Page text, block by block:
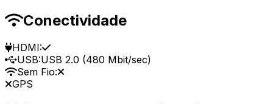
Conectividade
HDMI:
USB:USB 2.0 (480 Mbit/sec)
Sem Fio:
GPS